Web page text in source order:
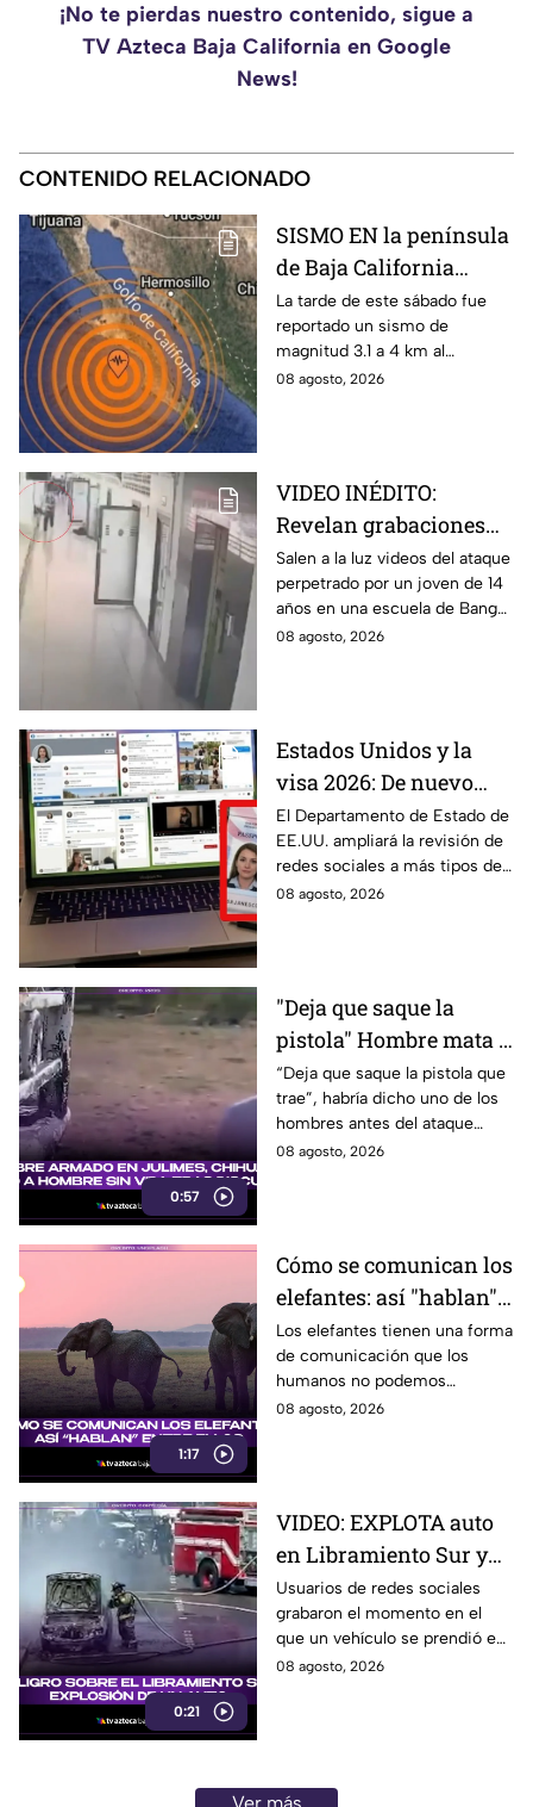
¡No te pierdas nuestro contenido, sigue a
TV Azteca Baja California en Google
News!
CONTENIDO RELACIONADO
SISMO EN la península
de Baja California
sacude San José del
Cabo
La tarde de este sábado fue
reportado un sismo de
magnitud 3.1 a 4 km al
noroeste de San José del
08 agosto, 2026
VIDEO INÉDITO:
Revelan grabaciones
del tiroteo escolar que
dejó múltiples víctimas
Salen a la luz videos del ataque
perpetrado por un joven de 14
años en una escuela de Bang
Kruai, Tailandia. El saldo es de
08 agosto, 2026
Estados Unidos y la
visa 2026: De nuevo
revisarán las redes
sociales de mexicanos
que viaje a este país
El Departamento de Estado de
EE.UU. ampliará la revisión de
redes sociales a más tipos de
visa, incluyendo a mexicanos
08 agosto, 2026
0:57
"Deja que saque la
pistola" Hombre mata a
padre y hiere a su hijo
por supuestamente
invadir un camino
“Deja que saque la pistola que
trae”, habría dicho uno de los
hombres antes del ataque
armado en Julimes, Chihuahua
08 agosto, 2026
1:17
Cómo se comunican los
elefantes: así "hablan"
entre ellos
Los elefantes tienen una forma
de comunicación que los
humanos no podemos
escuchar, ellos “hablan” de una
08 agosto, 2026
0:21
VIDEO: EXPLOTA auto
en Libramiento Sur y
ocasiona fuerte tráfico
en Tijuana este sábado;
cerca de 5 y 10
Usuarios de redes sociales
grabaron el momento en el
que un vehículo se prendió en
llamas sobre el Libramiento, lo
08 agosto, 2026